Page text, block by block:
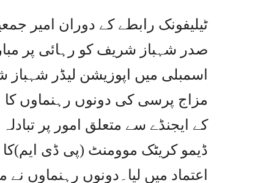
ٹیلیفونک رابطے کے دوران امیر
صدر شہباز شریف کو رہائی پر
اسمبلی میں اپوزیشن لیڈر شہباز
مزاج پرسی کی دونوں رہنماوں
کے ایجنڈے سے متعلق امور پر
ڈیمو کریٹک موومنٹ (پی ڈی
اعتماد میں لیا۔دونوں رہنماوں